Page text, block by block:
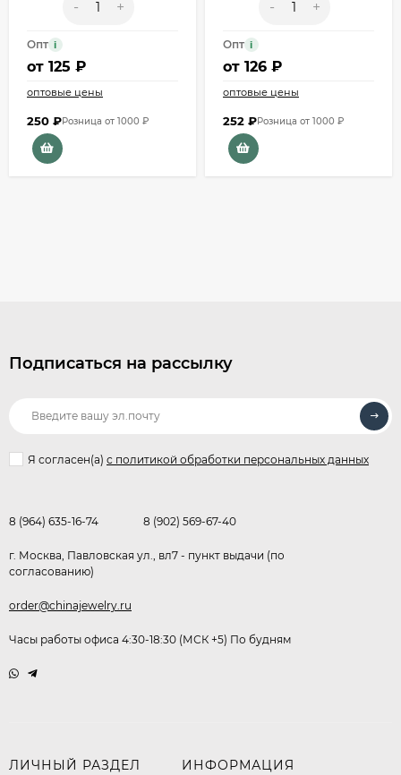
- +
Опт i
от 125 ₽
оптовые цены
250 ₽Розница от 1000 ₽
- +
Опт i
от 126 ₽
оптовые цены
252 ₽Розница от 1000 ₽
Подписаться на рассылку
Я согласен(a) с политикой обработки персональных данных
8 (964) 635-16-74 8 (902) 569-67-40
г. Москва, Павловская ул., вл7 - пункт выдачи (по
согласованию)
order@chinajewelry.ru
Часы работы офиса 4:30-18:30 (МСК +5) По будням
ЛИЧНЫЙ РАЗДЕЛ ИНФОРМАЦИЯ